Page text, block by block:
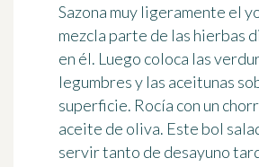
Sazona muy ligeramente el
mezcla parte de las hierbas
en él. Luego coloca las
legumbres y las aceitunas
superficie. Rocía con un
aceite de oliva. Este bol
servir tanto de desayuno